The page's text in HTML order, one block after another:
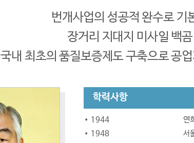
번개사업의 성공적 완수로 기
장거리 지대지 미사일 백
국내 최초의 품질보증제도 구축으로 공
학력사항
1944
연
1948
서